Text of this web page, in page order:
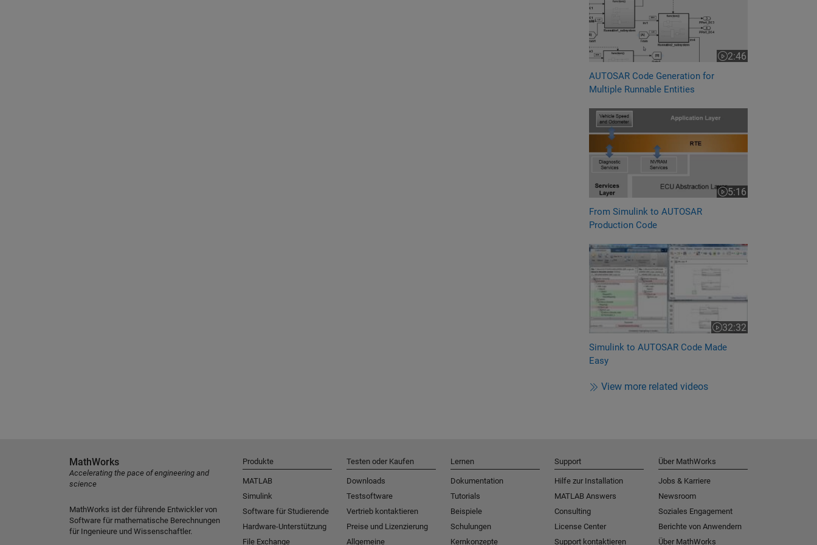
2:46
Video length is 2:46
AUTOSAR Code Generation for
Multiple Runnable Entities
5:16
Video length is 5:16
From Simulink to AUTOSAR
Production Code
32:32
Video length is 32:32
Simulink to AUTOSAR Code Made
Easy
View more related videos
MathWorks
Accelerating the pace of engineering and
science
MathWorks ist der führende Entwickler von
Software für mathematische Berechnungen
für Ingenieure und Wissenschaftler.
Produkte
MATLAB
Simulink
Software für Studierende
Hardware-Unterstützung
File Exchange
Testen oder Kaufen
Downloads
Testsoftware
Vertrieb kontaktieren
Preise und Lizenzierung
Allgemeine
Lernen
Dokumentation
Tutorials
Beispiele
Schulungen
Kernkonzepte
Support
Hilfe zur Installation
MATLAB Answers
Consulting
License Center
Support kontaktieren
Über MathWorks
Jobs & Karriere
Newsroom
Soziales Engagement
Berichte von Anwendern
Über MathWorks